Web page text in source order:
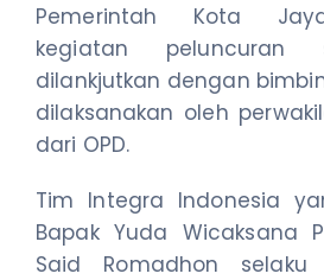
Pemerintah Kota
kegiatan peluncuran
dilankjutkan dengan
dilaksanakan oleh
dari OPD.
Tim Integra Indonesia
Bapak Yuda Wicaksana
Said Romadhon selaku